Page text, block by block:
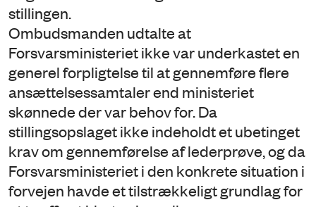
stillingen.
Ombudsmanden udtalte at
Forsvarsministeriet ikke var underkastet en
generel forpligtelse til at gennemføre flere
ansættelsessamtaler end ministeriet
skønnede der var behov for. Da
stillingsopslaget ikke indeholdt et ubetinget
krav om gennemførelse af lederprøve, og da
Forsvarsministeriet i den konkrete situation i
forvejen havde et tilstrækkeligt grundlag for